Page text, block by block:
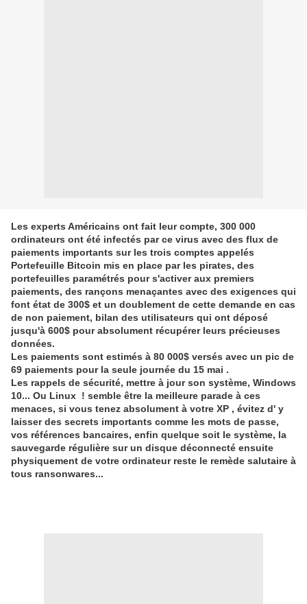
Les experts Américains ont fait leur compte, 300 000
ordinateurs ont été infectés par ce virus avec des flux de
paiements importants sur les trois comptes appelés
Portefeuille Bitcoin mis en place par les pirates, des
portefeuilles paramétrés pour s'activer aux premiers
paiements, des rançons menaçantes avec des exigences qui
font état de 300$ et un doublement de cette demande en cas
de non paiement, bilan des utilisateurs qui ont déposé
jusqu'à 600$ pour absolument récupérer leurs précieuses
données.
Les paiements sont estimés à 80 000$ versés avec un pic de
69 paiements pour la seule journée du 15 mai .
Les rappels de sécurité, mettre à jour son système, Windows
10... Ou Linux ! semble être la meilleure parade à ces
menaces, si vous tenez absolument à votre XP , évitez d' y
laisser des secrets importants comme les mots de passe,
vos références bancaires, enfin quelque soit le système, la
sauvegarde régulière sur un disque déconnecté ensuite
physiquement de votre ordinateur reste le remède salutaire à
tous ransonwares...